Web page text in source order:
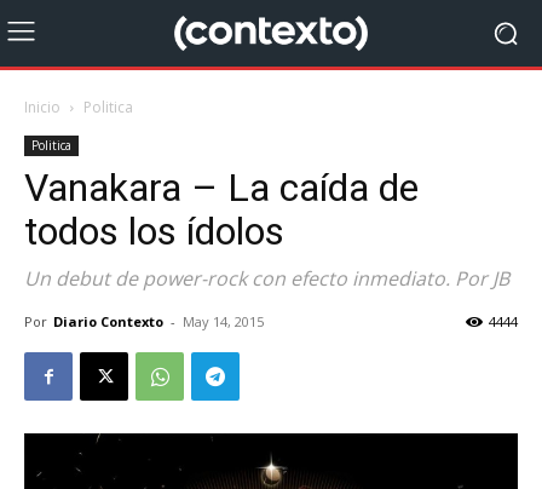
Inicio Politica
Politica
Vanakara – La caída de
todos los ídolos
Un debut de power-rock con efecto inmediato. Por JB
Por Diario Contexto - May 14, 2015 4444